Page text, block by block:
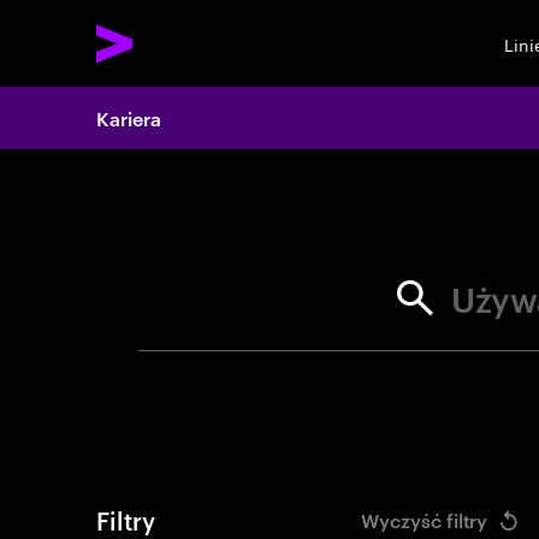
Search
Kariera
Filtry Wyczyść filtry